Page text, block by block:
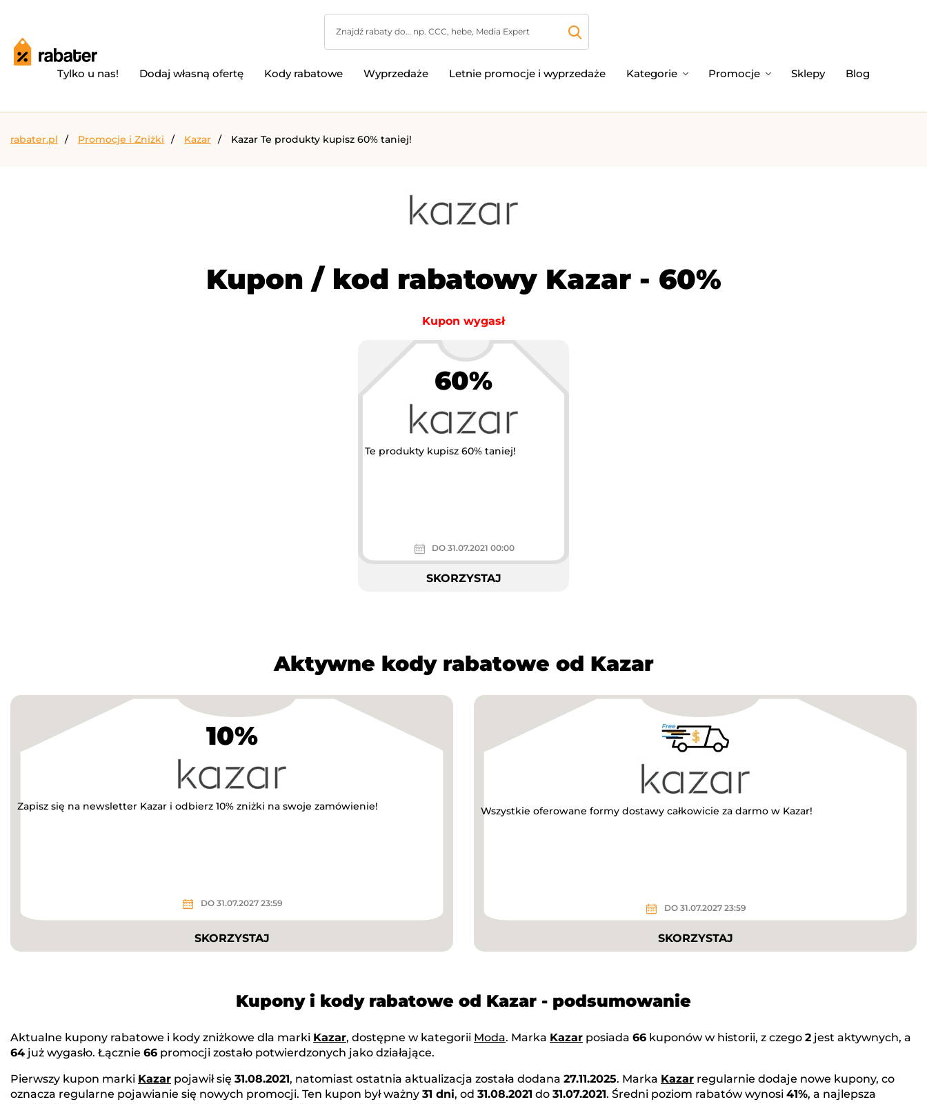
Tylko u nas! Dodaj własną ofertę Kody rabatowe Wyprzedaże Letnie promocje i wyprzedaże Kategorie Promocje Sklepy Blog
rabater.pl Promocje i Zniżki Kazar Kazar Te produkty kupisz 60% taniej!
Kupon / kod rabatowy Kazar - 60%
Kupon wygasł
60%
Te produkty kupisz 60% taniej!
DO 31.07.2021 00:00
SKORZYSTAJ
Aktywne kody rabatowe od Kazar
10%
Zapisz się na newsletter Kazar i odbierz 10% zniżki na swoje zamówienie!
DO 31.07.2027 23:59
SKORZYSTAJ
Wszystkie oferowane formy dostawy całkowicie za darmo w Kazar!
DO 31.07.2027 23:59
SKORZYSTAJ
Kupony i kody rabatowe od Kazar - podsumowanie
Aktualne kupony rabatowe i kody zniżkowe dla marki Kazar, dostępne w kategorii Moda. Marka Kazar posiada 66 kuponów w historii, z czego 2 jest aktywnych, a
64 już wygasło. Łącznie 66 promocji zostało potwierdzonych jako działające.
Pierwszy kupon marki Kazar pojawił się 31.08.2021, natomiast ostatnia aktualizacja została dodana 27.11.2025. Marka Kazar regularnie dodaje nowe kupony, co
oznacza regularne pojawianie się nowych promocji. Ten kupon był ważny 31 dni, od 31.08.2021 do 31.07.2021. Średni poziom rabatów wynosi 41%, a najlepsza